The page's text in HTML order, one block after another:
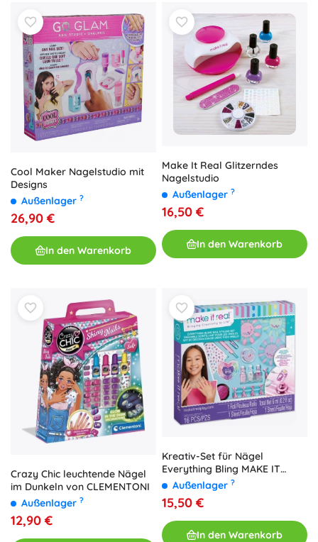
Cool Maker Nagelstudio mit
Designs
Außenlager ?
26,90 €
In den Warenkorb
Make It Real Glitzerndes
Nagelstudio
Außenlager ?
16,50 €
In den Warenkorb
Crazy Chic leuchtende Nägel
im Dunkeln von CLEMENTONI
Außenlager ?
12,90 €
Kreativ-Set für Nägel
Everything Bling MAKE IT
REAL
Außenlager ?
15,50 €
In den Warenkorb